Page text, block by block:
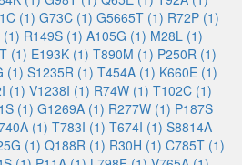
(1) G73C (1) G5665T (1) R72P (1)
(1) R149S (1) A105G (1) M28L (1)
(1) E193K (1) T890M (1) P250R (1)
(1) S1235R (1) T454A (1) K660E (1)
(1) V1238I (1) R74W (1) T102C (1)
(1) G1269A (1) R277W (1) P187S
(1) T783I (1) T674I (1) S8814A
(1) Q188R (1) R30H (1) C785T (1)